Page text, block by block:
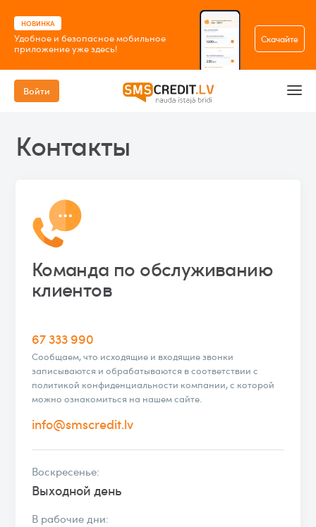
НОВИНКА
Удобное и безопасное мобильное
приложение уже здесь!
Скачайте
Войти
Контакты
Команда по обслуживанию
клиентов
67 333 990
Сообщаем, что исходящие и входящие звонки
записываются и обрабатываются в соответствии с
политикой конфиденциальности компании, с которой
можно ознакомиться на нашем сайте.
info@smscredit.lv
В pабочие дни:
Воскресенье:
Выходной день